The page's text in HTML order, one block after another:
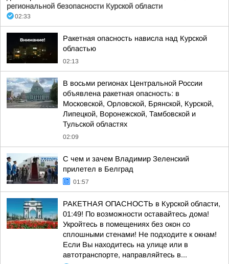
региональной безопасности Курской области
02:33
Ракетная опасность нависла над Курской
областью
02:13
В восьми регионах Центральной России
объявлена ракетная опасность: в
Московской, Орловской, Брянской, Курской,
Липецкой, Воронежской, Тамбовской и
Тульской областях
02:09
С чем и зачем Владимир Зеленский
прилетел в Белград
01:57
РАКЕТНАЯ ОПАСНОСТЬ в Курской области,
01:49! По возможности оставайтесь дома!
Укройтесь в помещениях без окон со
сплошными стенами! Не подходите к окнам!
Если Вы находитесь на улице или в
автотранспорте, направляйтесь в...